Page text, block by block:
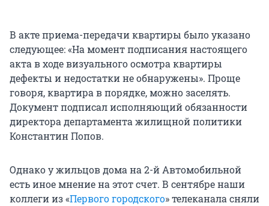
В акте приема-передачи квартиры было указано
следующее: «На момент подписания настоящего
акта в ходе визуального осмотра квартиры
дефекты и недостатки не обнаружены». Проще
говоря, квартира в порядке, можно заселять.
Документ подписал исполняющий обязанности
директора департамента жилищной политики
Константин Попов.
Однако у жильцов дома на 2-й Автомобильной
есть иное мнение на этот счет. В сентябре наши
коллеги из «Первого городского» телеканала сняли